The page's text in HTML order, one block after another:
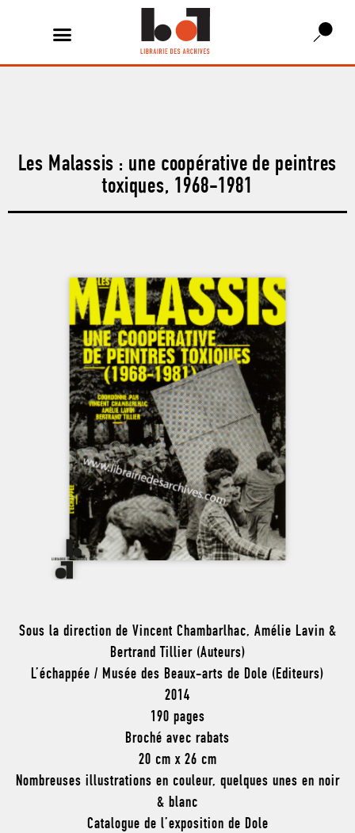
Les Malassis : une coopérative de peintres
toxiques, 1968-1981
Sous la direction de Vincent Chambarlhac, Amélie Lavin &
Bertrand Tillier (Auteurs)
L’échappée / Musée des Beaux-arts de Dole (Editeurs)
2014
190 pages
Broché avec rabats
20 cm x 26 cm
Nombreuses illustrations en couleur, quelques unes en noir
& blanc
Catalogue de l’exposition de Dole